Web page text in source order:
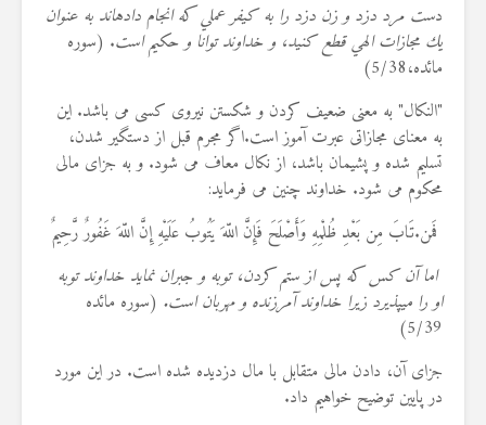
دست مرد دزد و زن دزد را به كيفر عملي كه انجام داده‏اند به عنوان
يك مجازات الهي قطع كنيد، و خداوند توانا و حكيم است. (سوره
مائده،5/38)
"النکال" به معنی ضعیف کردن و شکستن نیروی کسی می باشد. این
به معنای مجازاتی عبرت آموز است.اگر مجرم قبل از دستگیر شدن،
تسلیم شده و پشیمان باشد، از نکال معاف می شود. و به جزای مالی
محکوم می شود. خداوند چنین می فرماید:
فَمن.تَابَ مِن بَعْدِ ظُلْمِهِ وَأَصْلَحَ فَإِنَّ اللّهَ يَتُوبُ عَلَيْهِ إِنَّ اللّهَ غَفُورٌ رَّحِيمٌ
اما آن كس كه پس از ستم كردن، توبه و جبران نمايد خداوند توبه
او را مي‏پذيرد زيرا خداوند آمرزنده و مهربان است. (سوره مائده
5/39)
جزای آن، دادن مالی متقابل با مال دزدیده شده است. در این مورد
در پایین توضیح خواهیم داد.